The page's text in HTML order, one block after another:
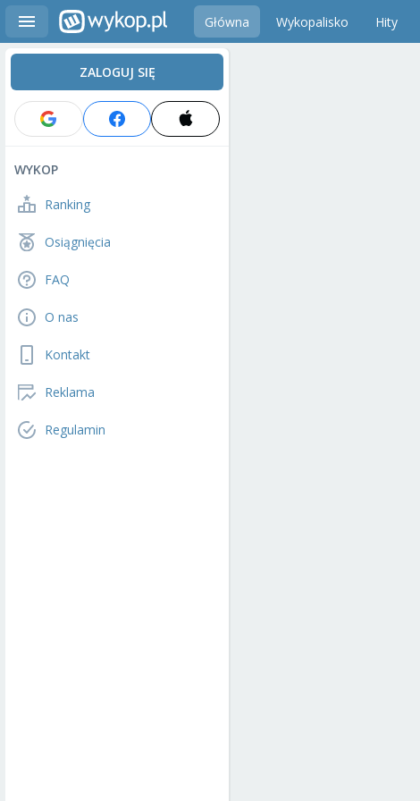
Główna Wykopalisko Hity
ZALOGUJ SIĘ
WYKOP
Ranking
Osiągnięcia
FAQ
O nas
Kontakt
Reklama
Regulamin